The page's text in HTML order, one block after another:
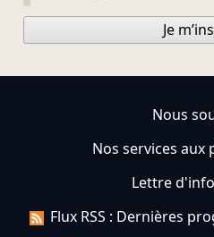
Je
Nous
Nos services aux
Lettre
Flux RSS : Dernières